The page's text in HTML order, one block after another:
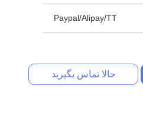
Paypal/Alipay/TT
حالا تماس بگیرید